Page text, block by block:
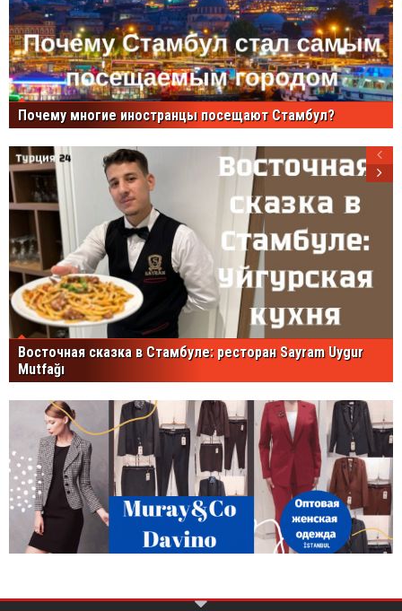
Почему многие иностранцы посещают Стамбул?
Восточная сказка в Стамбуле: ресторан Sayram Uygur
Mutfağı